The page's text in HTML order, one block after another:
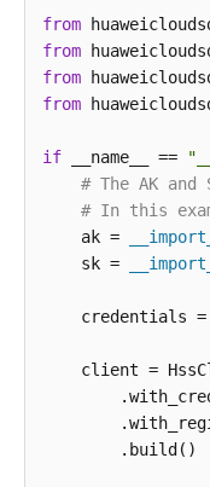
try {
        }
catch
        }
catch
        }
catch
        }
from
from
from
from
if __name__ ==
# The AK
# In this
    ak =
    sk =
credentials
client =
        .build()